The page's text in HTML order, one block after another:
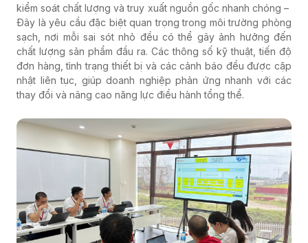
kiểm soát chất lượng và truy xuất nguồn gốc nhanh chóng –
Đây là yêu cầu đặc biệt quan trọng trong môi trường phòng
sạch, nơi mỗi sai sót nhỏ đều có thể gây ảnh hưởng đến
chất lượng sản phẩm đầu ra. Các thông số kỹ thuật, tiến độ
đơn hàng, tình trạng thiết bị và các cảnh báo đều được cập
nhật liên tục, giúp doanh nghiệp phản ứng nhanh với các
thay đổi và nâng cao năng lực điều hành tổng thể.